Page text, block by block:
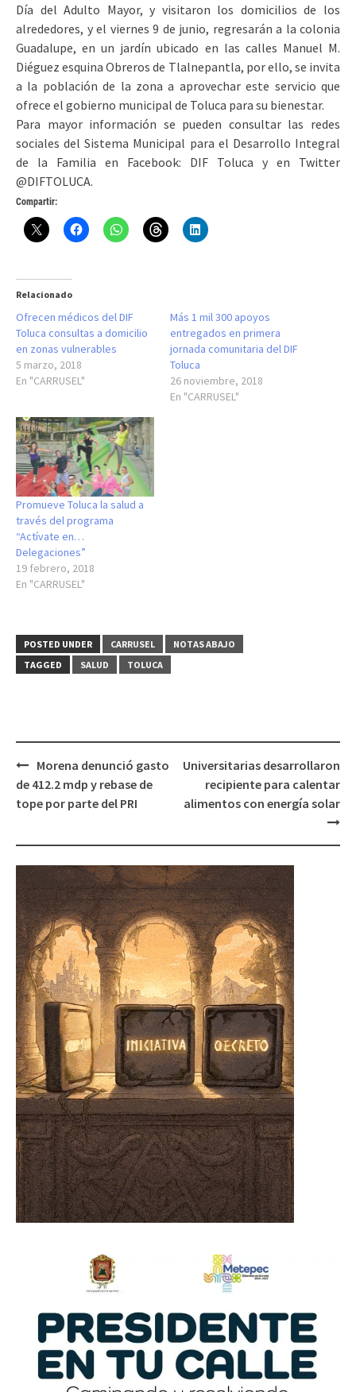
Día del Adulto Mayor, y visitaron los domicilios de los
alrededores, y el viernes 9 de junio, regresarán a la colonia
Guadalupe, en un jardín ubicado en las calles Manuel M.
Diéguez esquina Obreros de Tlalnepantla, por ello, se invita
a la población de la zona a aprovechar este servicio que
ofrece el gobierno municipal de Toluca para su bienestar.
Para mayor información se pueden consultar las redes
sociales del Sistema Municipal para el Desarrollo Integral
de la Familia en Facebook: DIF Toluca y en Twitter
@DIFTOLUCA.
Compartir:
Relacionado
Ofrecen médicos del DIF
Toluca consultas a domicilio
en zonas vulnerables
5 marzo, 2018
En "CARRUSEL"
Más 1 mil 300 apoyos
entregados en primera
jornada comunitaria del DIF
Toluca
26 noviembre, 2018
En "CARRUSEL"
Promueve Toluca la salud a
través del programa
“Actívate en…
Delegaciones”
19 febrero, 2018
En "CARRUSEL"
POSTED UNDER CARRUSEL
NOTAS ABAJO
TAGGED
SALUD TOLUCA
Post
navigation
Morena denunció gasto
de 412.2 mdp y rebase de
tope por parte del PRI
Universitarias desarrollaron
recipiente para calentar
alimentos con energía solar